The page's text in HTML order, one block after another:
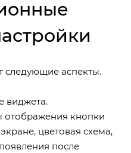
следующие аспекты.
виджета.
отображения кнопки
цветовая схема,
после